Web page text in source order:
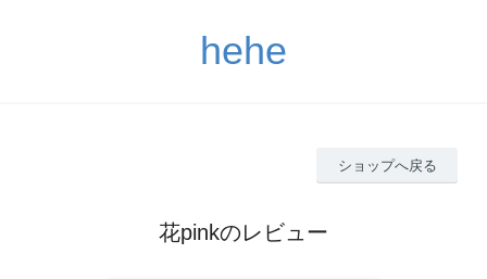
hehe
ショップへ戻る
花pinkのレビュー